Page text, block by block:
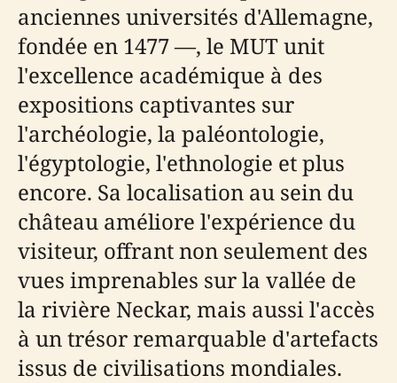
anciennes universités d'Allemagne,
fondée en 1477 —, le MUT unit
l'excellence académique à des
expositions captivantes sur
l'archéologie, la paléontologie,
l'égyptologie, l'ethnologie et plus
encore. Sa localisation au sein du
château améliore l'expérience du
visiteur, offrant non seulement des
vues imprenables sur la vallée de
la rivière Neckar, mais aussi l'accès
à un trésor remarquable d'artefacts
issus de civilisations mondiales.